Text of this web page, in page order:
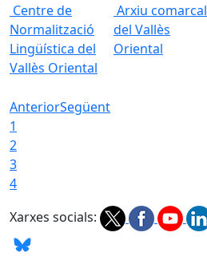
Centre de
Normalització
Lingüística del
Vallès Oriental
Arxiu comarcal
del Vallès
Oriental
AnteriorSegüent
1
2
3
4
Xarxes socials: